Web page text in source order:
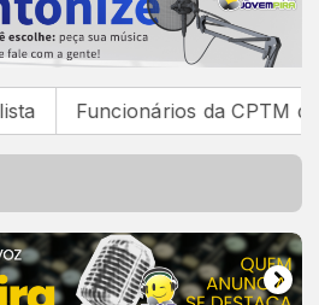
Funcionários da CPTM